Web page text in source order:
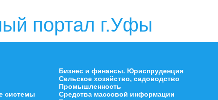
портал г.Уфы
системы
Бизнес и финансы. Юриспруденция
Сельское хозяйство, садоводство
Промышленность
Средства массовой информации